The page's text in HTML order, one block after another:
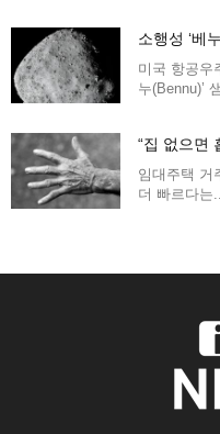
소행성 ‘베
미국 항공우
누(Bennu)’
“집 없으면
임대주택 거
더 빠르다는..